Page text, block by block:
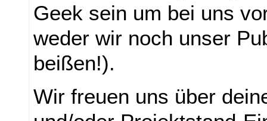
Geek sein um bei uns
weder wir noch unser
beißen!).
Wir freuen uns über